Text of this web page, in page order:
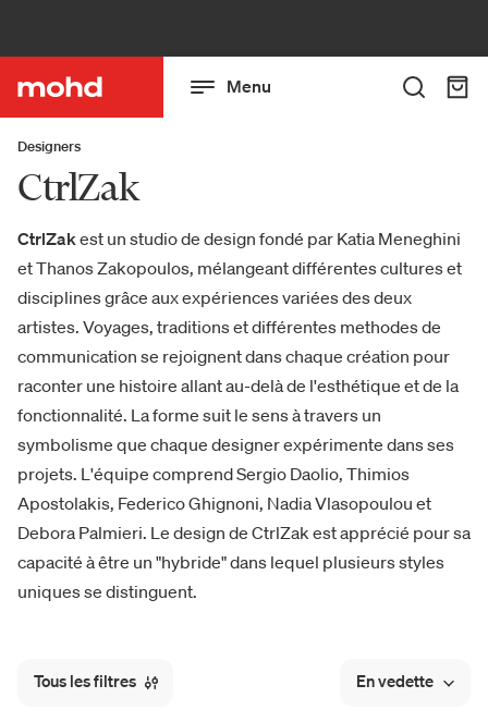
Menu
Designers
CtrlZak
CtrlZakest un studio de design fondé par Katia Meneghini
et Thanos Zakopoulos, mélangeant différentes cultures et
disciplines grâce aux expériences variées des deux
artistes. Voyages, traditions et différentes methodes de
communication se rejoignent dans chaque création pour
raconter une histoire allant au-delà de l'esthétique et de la
fonctionnalité. La forme suit le sens à travers un
symbolisme que chaque designer expérimente dans ses
projets. L'équipe comprend Sergio Daolio, Thimios
Apostolakis, Federico Ghignoni, Nadia Vlasopoulou et
Debora Palmieri. Le design de CtrlZak est apprécié pour sa
capacité à être un "hybride" dans lequel plusieurs styles
uniques se distinguent.
Tous les filtres En vedette